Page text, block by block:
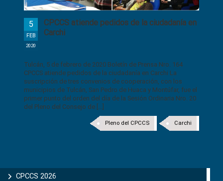
CPCCS atiende pedidos de la ciudadanía en
Carchi
5
FEB
2020
Tulcán, 5 de febrero de 2020 Boletín de Prensa Nro. 164
CPCCS atiende pedidos de la ciudadanía en Carchi La
suscripción de tres convenios de cooperación, con los
municipios de Tulcán, San Pedro de Huaca y Montúfar, fue el
primer punto del orden del día de la Sesión Ordinaria Nro. 20
del Pleno del Consejo de [...]
Carchi
Pleno del CPCCS
CPCCS 2026